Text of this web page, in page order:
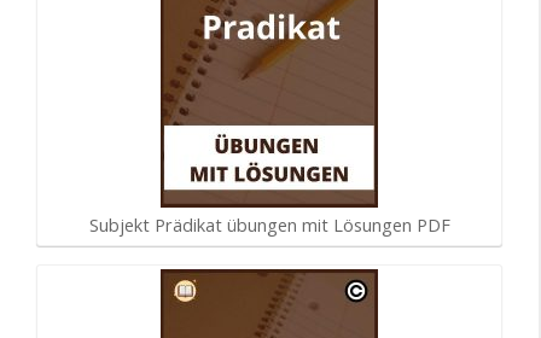
Subjekt Prädikat übungen mit Lösungen PDF